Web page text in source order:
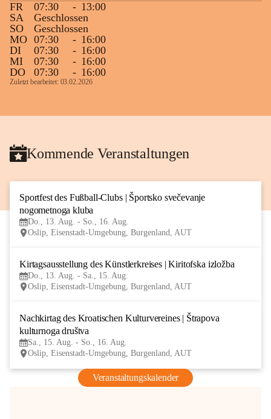
FR
07:30 - 13:00
SA
Geschlossen
SO
Geschlossen
MO 07:30 - 16:00
DI
07:30 - 16:00
MI
07:30 - 16:00
DO
07:30 - 16:00
Zuletzt bearbeitet: 03.02.2026
Kommende Veranstaltungen
Sportfest des Fußball-Clubs | Športsko svečevanje
nogometnoga kluba
Do., 13. Aug. - So., 16. Aug.
Oslip, Eisenstadt-Umgebung, Burgenland, AUT
Kirtagsausstellung des Künstlerkreises | Kiritofska izložba
Do., 13. Aug. - Sa., 15. Aug.
Oslip, Eisenstadt-Umgebung, Burgenland, AUT
Nachkirtag des Kroatischen Kulturvereines | Štrapova
kulturnoga društva
Sa., 15. Aug. - So., 16. Aug.
Oslip, Eisenstadt-Umgebung, Burgenland, AUT
Veranstaltungskalender